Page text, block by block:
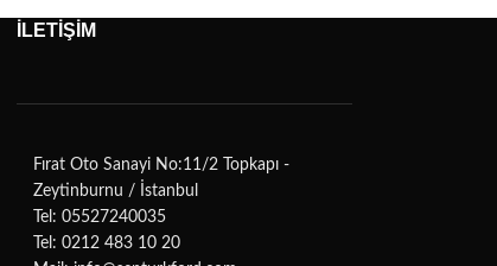
kaldıracaktır
oluşabilecek
İLETİŞİM
Fırat Oto Sanayi No:11/2 Topkapı -
Zeytinburnu / İstanbul
Tel: 05527240035
Tel: 0212 483 10 20